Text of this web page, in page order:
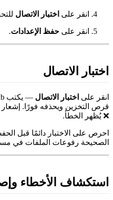
انقر علىاختبار الاتصال
انقر علىحفظ الإعدادات.
الاتصال
علىاختبار الاتصال
التخزين ويحذفه فورًا. إشعار
يُظهر الخطأ.
على الاختبار دائمًا قبل
رفوعات الملفات في
الأخطاء